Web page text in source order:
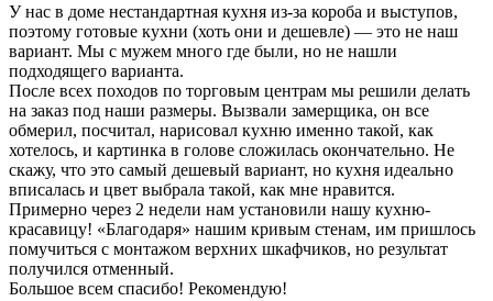
У нас в доме нестандартная кухня из-за короба и выступов,
поэтому готовые кухни (хоть они и дешевле) — это не наш
вариант. Мы с мужем много где были, но не нашли
подходящего варианта.
После всех походов по торговым центрам мы решили делать
на заказ под наши размеры. Вызвали замерщика, он все
обмерил, посчитал, нарисовал кухню именно такой, как
хотелось, и картинка в голове сложилась окончательно. Не
скажу, что это самый дешевый вариант, но кухня идеально
вписалась и цвет выбрала такой, как мне нравится.
Примерно через 2 недели нам установили нашу кухню-
красавицу! «Благодаря» нашим кривым стенам, им пришлось
помучиться с монтажом верхних шкафчиков, но результат
получился отменный.
Большое всем спасибо! Рекомендую!